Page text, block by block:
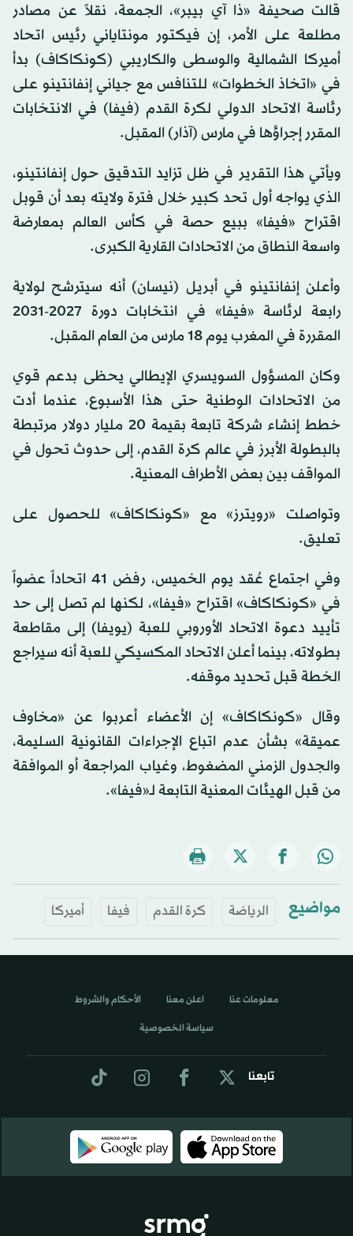
قالت صحيفة «ذا آي بيبر»، الجمعة، نقلاً عن مصادر
مطلعة على الأمر، إن فيكتور مونتاياني رئيس اتحاد
أميركا الشمالية والوسطى والكاريبي (كونكاكاف) بدأ
في «اتخاذ الخطوات» للتنافس مع جياني إنفانتينو على
رئاسة الاتحاد الدولي لكرة القدم (فيفا) في الانتخابات
المقرر إجراؤها في مارس (آذار) المقبل.
ويأتي هذا التقرير في ظل تزايد التدقيق حول إنفانتينو،
الذي يواجه أول تحد كبير خلال فترة ولايته بعد أن قوبل
اقتراح «فيفا» ببيع حصة في كأس العالم بمعارضة
واسعة النطاق من الاتحادات القارية الكبرى.
وأعلن إنفانتينو في أبريل (نيسان) أنه سيترشح لولاية
رابعة لرئاسة «فيفا» في انتخابات دورة 2027-2031
المقررة في المغرب يوم 18 مارس من العام المقبل.
وكان المسؤول السويسري الإيطالي يحظى بدعم قوي
من الاتحادات الوطنية حتى هذا الأسبوع، عندما أدت
خطط إنشاء شركة تابعة بقيمة 20 مليار دولار مرتبطة
بالبطولة الأبرز في عالم كرة القدم، إلى حدوث تحول في
المواقف بين بعض الأطراف المعنية.
وتواصلت «رويترز» مع «كونكاكاف» للحصول على
تعليق.
وفي اجتماع عُقد يوم الخميس، رفض 41 اتحاداً عضواً
في «كونكاكاف» اقتراح «فيفا»، لكنها لم تصل إلى حد
تأييد دعوة الاتحاد الأوروبي للعبة (يويفا) إلى مقاطعة
بطولاته، بينما أعلن الاتحاد المكسيكي للعبة أنه سيراجع
الخطة قبل تحديد موقفه.
وقال «كونكاكاف» إن الأعضاء أعربوا عن «مخاوف
عميقة» بشأن عدم اتباع الإجراءات القانونية السليمة،
والجدول الزمني المضغوط، وغياب المراجعة أو الموافقة
من قبل الهيئات المعنية التابعة لـ«فيفا».
مواضيع الرياضة كرة القدم فيفا أميركا
تابعنا
معلومات عنا اعلن معنا الأحكام والشروط
سياسة الخصوصية